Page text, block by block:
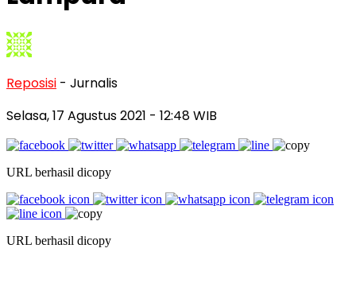
Reposisi - Jurnalis
Selasa, 17 Agustus 2021 - 12:48 WIB
URL berhasil dicopy
URL berhasil dicopy